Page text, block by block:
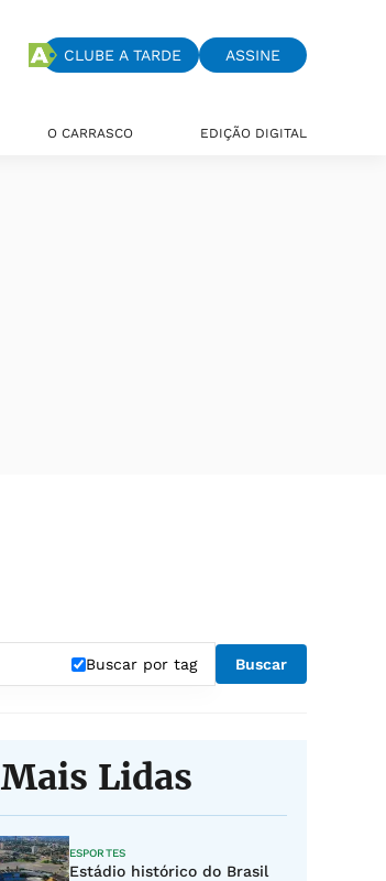
CLUBE A TARDE ASSINE
O CARRASCO EDIÇÃO DIGITAL
Buscar por tag Buscar
Mais Lidas
ESPORTES
Estádio histórico do Brasil